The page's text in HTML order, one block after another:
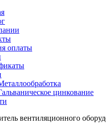
оплаты
цинкование